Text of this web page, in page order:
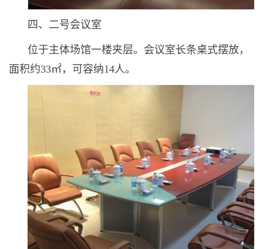
四、二号会议室
位于主体场馆一楼夹层。会议室长条桌式摆放，
面积约33㎡，可容纳14人。